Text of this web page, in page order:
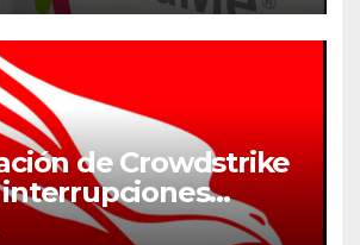
de Crowdstrike
servicios críticos